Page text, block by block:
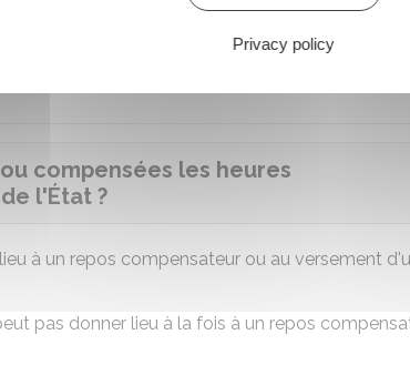
35 heures consécutiveset comprenant en
moins 20 minutes toutes les 6 heures de travail.
compensées les heures
l'État ?
à un repos compensateur ou au versement
pas donner lieu à la fois à un repos
Privacy policy